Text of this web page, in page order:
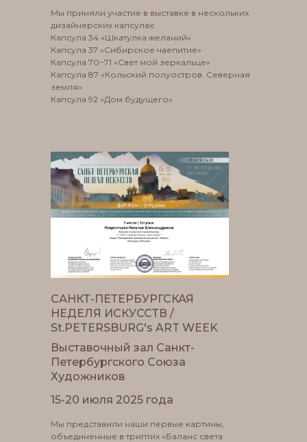
Мы приняли участие в выставке в нескольких
дизайнерских капсулах:
Капсула 34 «Шкатулка желаний»
Капсула 37 «Сибирское чаепитие»
Капсула 70−71 «Свет мой зеркальце»
Капсула 87 «Кольский полуостров. Северная
земля»
Капсула 92 «Дом будущего»
Мы представили наши первые картины,
объединенные в триптих «Баланс света
САНКТ-ПЕТЕРБУРГСКАЯ
НЕДЕЛЯ ИСКУССТВ /
St.PETERSBURG's ART WEEK
15-20 июля 2025 года
Выставочный зал Санкт-
Петербургского Союза
Художников